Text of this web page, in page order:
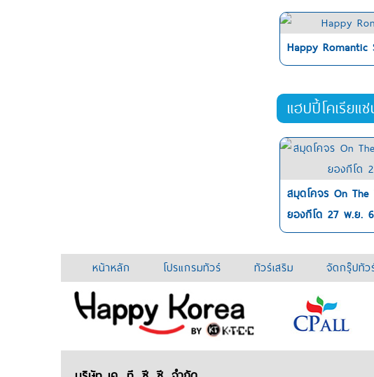
Happy Romantic
แฮปปี้โคเรียแ
สมุดโคจร On
ยองกีโด 27 พ.ย.
หน้าหลัก โปรแกรมทัวร์ ทัวร์เสริม จัดกรุ๊ปทัว